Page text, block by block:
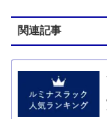
関連記事